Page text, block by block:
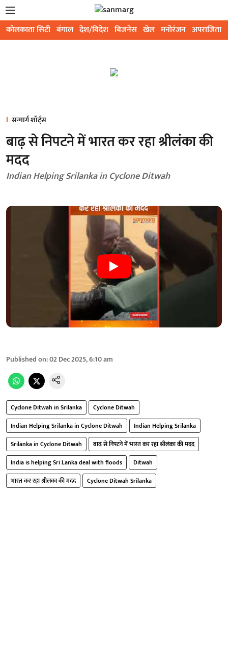
कोलकाता सिटी बंगाल देश/विदेश बिजनेस खेल मनोरंजन अपराजिता
सन्मार्ग शॉर्ट्स
बाढ़ से निपटने में भारत कर रहा श्रीलंका की
मदद
Indian Helping Srilanka in Cyclone Ditwah
Published on:02 Dec 2025, 6:10 am
Cyclone Ditwah in Srilanka
Cyclone Ditwah
Indian Helping Srilanka in Cyclone Ditwah
Indian Helping Srilanka
Srilanka in Cyclone Ditwah
बाढ़ से निपटने में भारत कर रहा श्रीलंका की मदद
India is helping Sri Lanka deal with floods
Ditwah
भारत कर रहा श्रीलंका की मदद
Cyclone Ditwah Srilanka